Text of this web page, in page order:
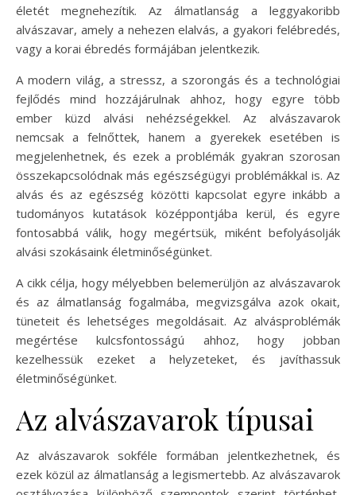
életét megnehezítik. Az álmatlanság a leggyakoribb
alvászavar, amely a nehezen elalvás, a gyakori felébredés,
vagy a korai ébredés formájában jelentkezik.
A modern világ, a stressz, a szorongás és a technológiai
fejlődés mind hozzájárulnak ahhoz, hogy egyre több
ember küzd alvási nehézségekkel. Az alvászavarok
nemcsak a felnőttek, hanem a gyerekek esetében is
megjelenhetnek, és ezek a problémák gyakran szorosan
összekapcsolódnak más egészségügyi problémákkal is. Az
alvás és az egészség közötti kapcsolat egyre inkább a
tudományos kutatások középpontjába kerül, és egyre
fontosabbá válik, hogy megértsük, miként befolyásolják
alvási szokásaink életminőségünket.
A cikk célja, hogy mélyebben belemerüljön az alvászavarok
és az álmatlanság fogalmába, megvizsgálva azok okait,
tüneteit és lehetséges megoldásait. Az alvásproblémák
megértése kulcsfontosságú ahhoz, hogy jobban
kezelhessük ezeket a helyzeteket, és javíthassuk
életminőségünket.
Az alvászavarok típusai
Az alvászavarok sokféle formában jelentkezhetnek, és
ezek közül az álmatlanság a legismertebb. Az alvászavarok